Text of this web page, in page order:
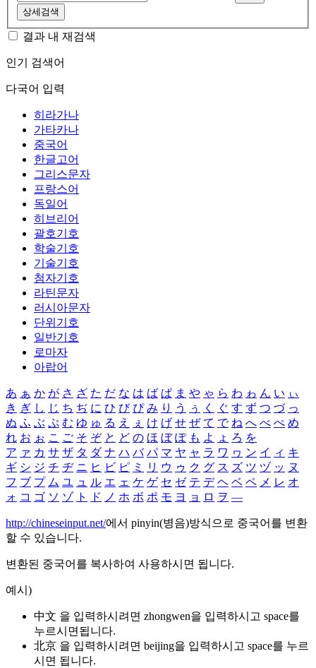
상세검색
결과 내 재검색
인기 검색어
다국어 입력
히라가나
가타카나
중국어
한글고어
그리스문자
프랑스어
독일어
히브리어
괄호기호
학술기호
기술기호
첨자기호
라틴문자
러시아문자
단위기호
일반기호
로마자
아랍어
あ ぁ か が さ ざ た だ な は ば ぱ ま や ゃ ら わ ゎ ん い ぃ
き ぎ し じ ち ぢ に ひ び ぴ み り う ぅ く ぐ す ず つ づ っ
ぬ ふ ぶ ぷ む ゆ ゅ る え ぇ け げ せ ぜ て で ね へ べ ぺ め
れ お ぉ こ ご そ ぞ と ど の ほ ぼ ぽ も よ ょ ろ を
ア ァ カ サ ザ タ ダ ナ ハ バ パ マ ヤ ャ ラ ワ ヮ ン イ ィ キ
ギ シ ジ チ ヂ ニ ヒ ビ ピ ミ リ ウ ゥ ク グ ス ズ ツ ヅ ッ ヌ
フ ブ プ ム ユ ュ ル エ ェ ケ ゲ セ ゼ テ デ ヘ ベ ペ メ レ オ
ォ コ ゴ ソ ゾ ト ド ノ ホ ボ ポ モ ヨ ョ ロ ヲ ―
http://chineseinput.net/에서 pinyin(병음)방식으로 중국어를 변환
할 수 있습니다.
변환된 중국어를 복사하여 사용하시면 됩니다.
예시)
中文 을 입력하시려면 zhongwen을 입력하시고 space를
누르시면됩니다.
北京 을 입력하시려면 beijing을 입력하시고 space를 누르
시면 됩니다.